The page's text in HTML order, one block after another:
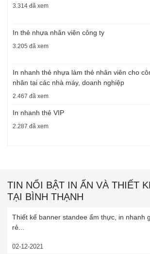
3.314 đã xem
In thẻ nhựa nhân viên công ty
3.205 đã xem
In nhanh thẻ nhựa làm thẻ nhân viên cho
nhân tại các nhà máy, doanh nghiệp
2.467 đã xem
In nhanh thẻ VIP
2.287 đã xem
TIN NỔI BẬT IN ẤN VÀ THIẾT
TẠI BÌNH THẠNH
Thiết kế banner standee ẩm thực, in nhanh
rẻ...
02-12-2021